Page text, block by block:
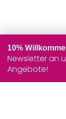
10%
Newsletter an
Angebote!